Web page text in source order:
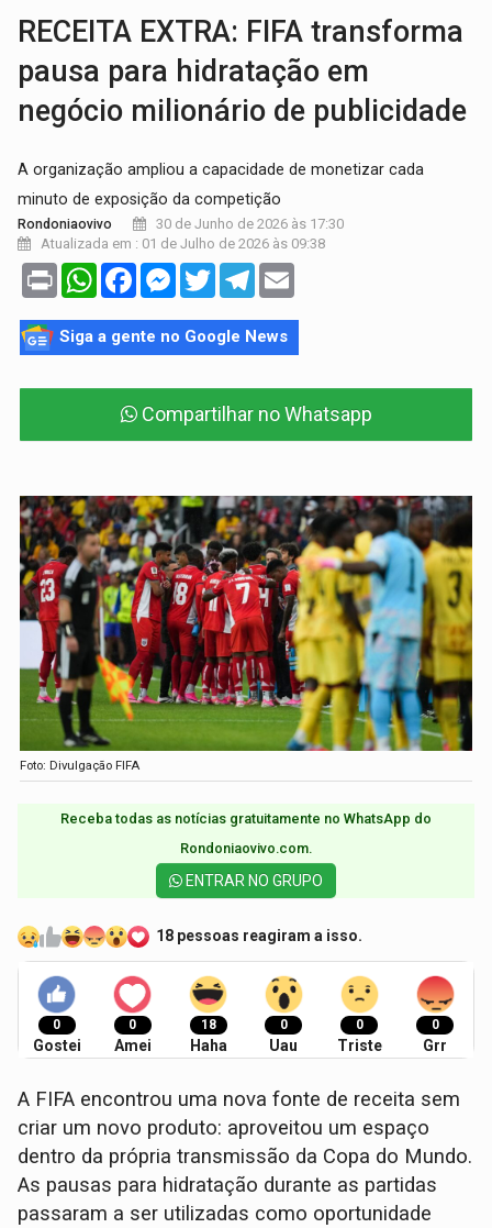
RECEITA EXTRA: FIFA transforma
pausa para hidratação em
negócio milionário de publicidade
A organização ampliou a capacidade de monetizar cada
minuto de exposição da competição
Rondoniaovivo
30 de Junho de 2026 às 17:30
Atualizada em : 01 de Julho de 2026 às 09:38
Print WhatsAppFacebookMessenger
TwitterTelegram
Siga a gente no Google News
Compartilhar no Whatsapp
Foto: Divulgação FIFA
Receba todas as notícias gratuitamente no WhatsApp do
Rondoniaovivo.com.​
ENTRAR NO GRUPO
18 pessoas reagiram a isso.
0
Gostei
0
Amei
18
Haha
0
Uau
0
Triste
0
Grr
A FIFA encontrou uma nova fonte de receita sem
criar um novo produto: aproveitou um espaço
dentro da própria transmissão da Copa do Mundo.
As pausas para hidratação durante as partidas
passaram a ser utilizadas como oportunidade